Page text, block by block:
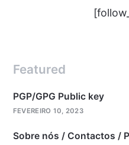
Featured
PGP/GPG Public key
FEVEREIRO 10, 2023
Sobre nós / Contactos /